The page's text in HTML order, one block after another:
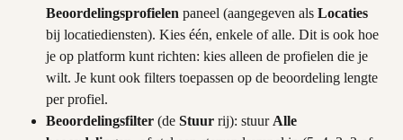
Beoordelingsprofielen paneel (aangegeven als Locaties
bij locatiediensten). Kies één, enkele of alle. Dit is ook hoe
je op platform kunt richten: kies alleen de profielen die je
wilt. Je kunt ook filters toepassen op de beoordeling lengte
per profiel.
Beoordelingsfilter (de Stuur rij): stuur Alle